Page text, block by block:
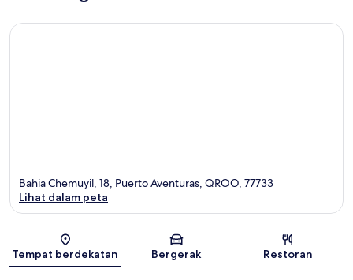
Peta
Bahia Chemuyil, 18, Puerto Aventuras, QROO, 77733
Lihat dalam peta
Tempat berdekatan Bergerak Restoran